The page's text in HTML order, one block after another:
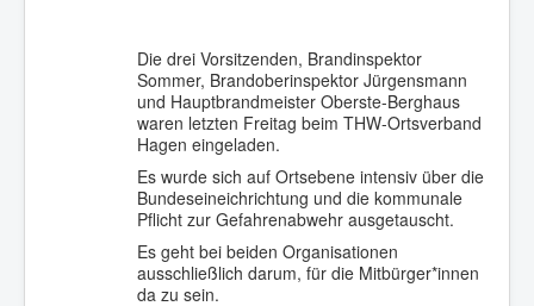
Die drei Vorsitzenden, Brandinspektor
Sommer, Brandoberinspektor Jürgensmann
und Hauptbrandmeister Oberste-Berghaus
waren letzten Freitag beim THW-Ortsverband
Hagen eingeladen.
Es wurde sich auf Ortsebene intensiv über die
Bundeseineichrichtung und die kommunale
Pflicht zur Gefahrenabwehr ausgetauscht.
Es geht bei beiden Organisationen
ausschließlich darum, für die Mitbürger*innen
da zu sein.